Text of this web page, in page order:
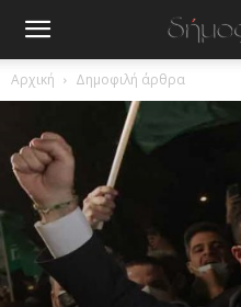
Αρχική Δημοφιλή άρθρα